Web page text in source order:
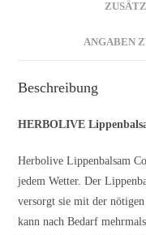
ANGABEN
Beschreibung
HERBOLIVE
Herbolive Lippenbalsam
jedem Wetter. Der
versorgt sie mit der
kann nach Bedarf